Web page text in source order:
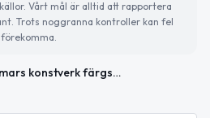
Vårt mål är alltid att rapportera
Trots noggranna kontroller kan fel
förekomma.
Ungdomars konstverk färgsätter Köpmansgatan i Nässjö